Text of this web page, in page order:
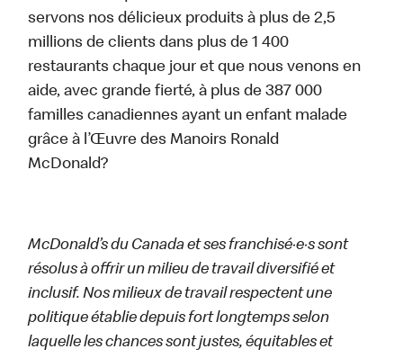
servons nos délicieux produits à plus de 2,5
millions de clients dans plus de 1 400
restaurants chaque jour et que nous venons en
aide, avec grande fierté, à plus de 387 000
familles canadiennes ayant un enfant malade
grâce à l’Œuvre des Manoirs Ronald
McDonald?
McDonald’s du Canada et ses franchisé·e·s sont
résolus à offrir un milieu de travail diversifié et
inclusif. Nos milieux de travail respectent une
politique établie depuis fort longtemps selon
laquelle les chances sont justes, équitables et